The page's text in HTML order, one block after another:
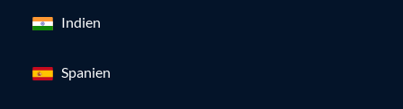
Indien
Spanien